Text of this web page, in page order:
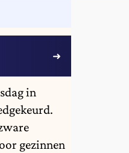
in
gezinnen